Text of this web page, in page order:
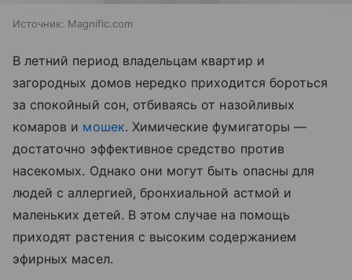
Источник: Magnific.com
В летний период владельцам квартир и
загородных домов нередко приходится бороться
за спокойный сон, отбиваясь от назойливых
комаров и мошек. Химические фумигаторы —
достаточно эффективное средство против
насекомых. Однако они могут быть опасны для
людей с аллергией, бронхиальной астмой и
маленьких детей. В этом случае на помощь
приходят растения с высоким содержанием
эфирных масел.